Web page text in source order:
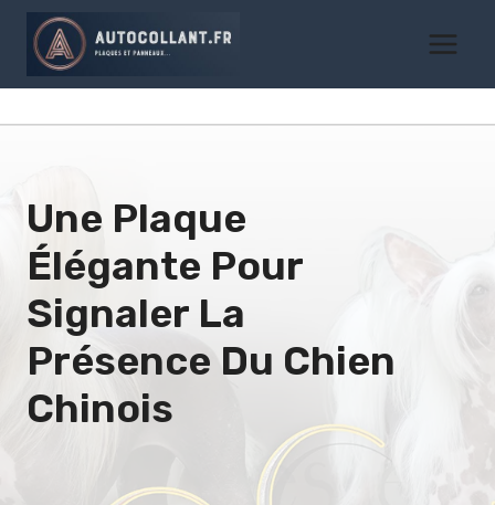
Aller
contenu
Une Plaque
Élégante Pour
Signaler La
Présence Du Chien
Chinois